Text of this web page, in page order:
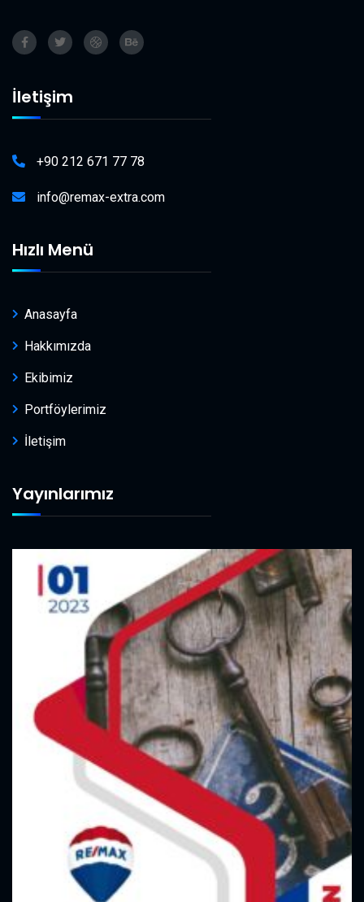
İletişim
+90 212 671 77 78
info@remax-extra.com
Hızlı Menü
Anasayfa
Hakkımızda
Ekibimiz
Portföylerimiz
İletişim
Yayınlarımız